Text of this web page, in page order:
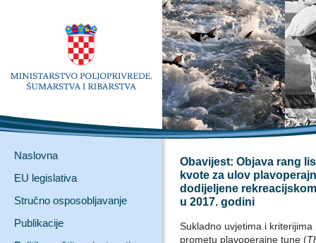
Naslovna
EU legislativa
Stručno osposobljavanje
Publikacije
Obavijest: Objava rang
kvote za ulov
dodijeljene
u 2017. godini
Sukladno uvjetima i
prometu plavoperajne tune (